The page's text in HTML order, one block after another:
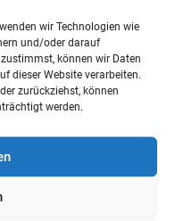
wir Technologien wie
und/oder darauf
können wir Daten
dieser Website verarbeiten.
zurückziehst, können
werden.